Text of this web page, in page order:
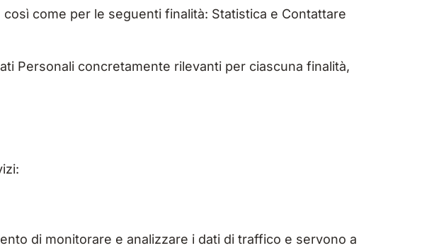
come per le seguenti finalità: Statistica e Contattare
Personali concretamente rilevanti per ciascuna finalità,
di monitorare e analizzare i dati di traffico e servono a